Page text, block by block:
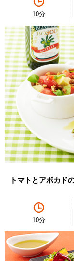
10分
トマトとアボカド
10分